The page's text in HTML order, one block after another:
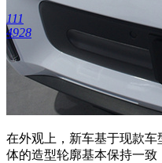
在外观上，新车基于现款车
体的造型轮廓基本保持一致
111
4928